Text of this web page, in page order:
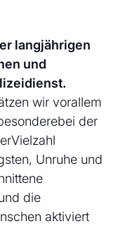
langjährigen
und
wir vorallem
der
Unruhe und
die
aktiviert